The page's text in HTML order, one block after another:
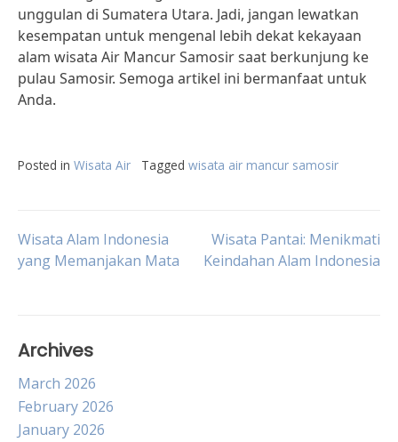
unggulan di Sumatera Utara. Jadi, jangan lewatkan
kesempatan untuk mengenal lebih dekat kekayaan
alam wisata Air Mancur Samosir saat berkunjung ke
pulau Samosir. Semoga artikel ini bermanfaat untuk
Anda.
Posted in Wisata Air Tagged wisata air mancur samosir
Post
Wisata Alam Indonesia
yang Memanjakan Mata
Wisata Pantai: Menikmati
Keindahan Alam Indonesia
Archives
March 2026
February 2026
January 2026